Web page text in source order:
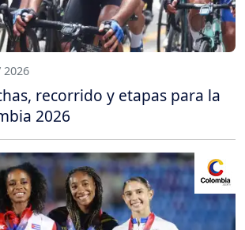
2026
recorrido y etapas para la
2026